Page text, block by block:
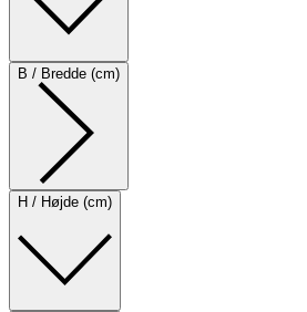
B / Bredde (cm)
H / Højde (cm)